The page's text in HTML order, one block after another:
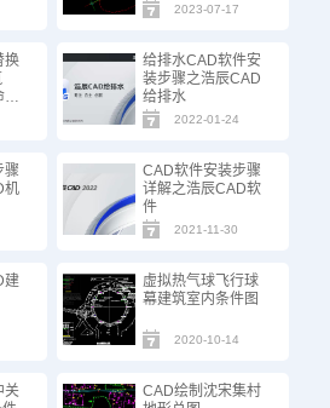
2023-07-17
换
给排水CAD软件安
装步骤之浩辰CAD
给排水
2022-01-24
骤
机
CAD软件安装步骤
详解之浩辰CAD软
件
2021-11-30
建
虚拟热气球飞行球
幕建筑室内条件图
2020-10-14
关
CAD绘制沈宋集村